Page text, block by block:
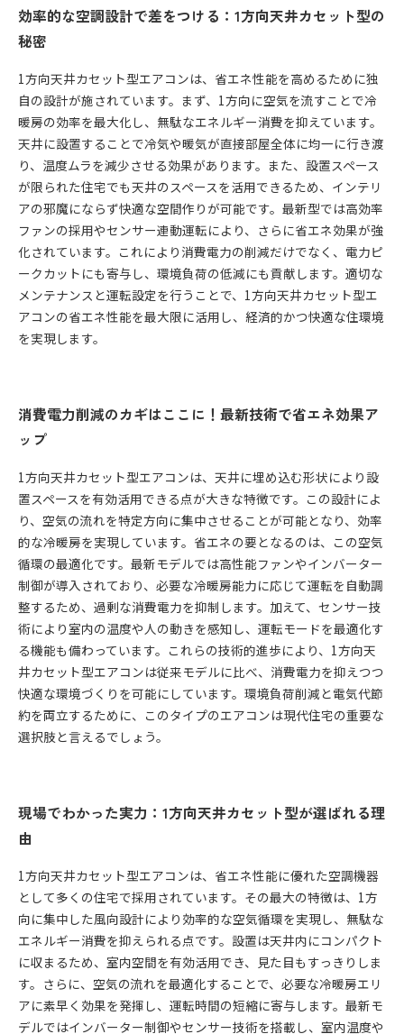
効率的な空調設計で差をつける：1方向天井カセット型の
秘密
1方向天井カセット型エアコンは、省エネ性能を高めるために独
自の設計が施されています。まず、1方向に空気を流すことで冷
暖房の効率を最大化し、無駄なエネルギー消費を抑えています。
天井に設置することで冷気や暖気が直接部屋全体に均一に行き渡
り、温度ムラを減少させる効果があります。また、設置スペース
が限られた住宅でも天井のスペースを活用できるため、インテリ
アの邪魔にならず快適な空間作りが可能です。最新型では高効率
ファンの採用やセンサー連動運転により、さらに省エネ効果が強
化されています。これにより消費電力の削減だけでなく、電力ピ
ークカットにも寄与し、環境負荷の低減にも貢献します。適切な
メンテナンスと運転設定を行うことで、1方向天井カセット型エ
アコンの省エネ性能を最大限に活用し、経済的かつ快適な住環境
を実現します。
消費電力削減のカギはここに！最新技術で省エネ効果ア
ップ
1方向天井カセット型エアコンは、天井に埋め込む形状により設
置スペースを有効活用できる点が大きな特徴です。この設計によ
り、空気の流れを特定方向に集中させることが可能となり、効率
的な冷暖房を実現しています。省エネの要となるのは、この空気
循環の最適化です。最新モデルでは高性能ファンやインバーター
制御が導入されており、必要な冷暖房能力に応じて運転を自動調
整するため、過剰な消費電力を抑制します。加えて、センサー技
術により室内の温度や人の動きを感知し、運転モードを最適化す
る機能も備わっています。これらの技術的進歩により、1方向天
井カセット型エアコンは従来モデルに比べ、消費電力を抑えつつ
快適な環境づくりを可能にしています。環境負荷削減と電気代節
約を両立するために、このタイプのエアコンは現代住宅の重要な
選択肢と言えるでしょう。
現場でわかった実力：1方向天井カセット型が選ばれる理
由
1方向天井カセット型エアコンは、省エネ性能に優れた空調機器
として多くの住宅で採用されています。その最大の特徴は、1方
向に集中した風向設計により効率的な空気循環を実現し、無駄な
エネルギー消費を抑えられる点です。設置は天井内にコンパクト
に収まるため、室内空間を有効活用でき、見た目もすっきりしま
す。さらに、空気の流れを最適化することで、必要な冷暖房エリ
アに素早く効果を発揮し、運転時間の短縮に寄与します。最新モ
デルではインバーター制御やセンサー技術を搭載し、室内温度や